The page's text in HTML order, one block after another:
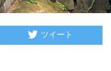
ツイート